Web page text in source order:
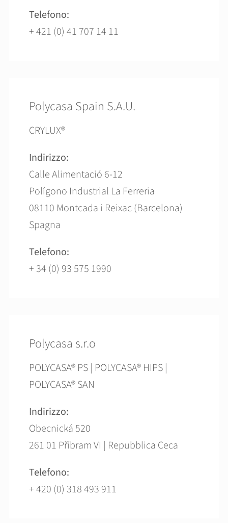
Telefono:
+ 421 (0) 41 707 14 11
Polycasa Spain S.A.U.
CRYLUX®
Indirizzo:
Calle Alimentació 6-12
Polígono Industrial La Ferreria
08110 Montcada i Reixac (Barcelona)
Spagna
Telefono:
+ 34 (0) 93 575 1990
Polycasa s.r.o
POLYCASA® PS | POLYCASA® HIPS |
POLYCASA® SAN
Indirizzo:
Obecnická 520
261 01 Příbram VI | Repubblica Ceca
Telefono:
+ 420 (0) 318 493 911